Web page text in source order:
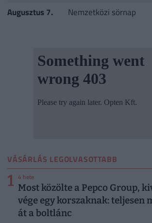
Augusztus 7. Nemzetközi sörnap
VÁSÁRLÁS LEGOLVASOTTABB
1 4 hete
Most közölte a Pepco Group,
vége egy korszaknak: teljesen
át a boltlánc